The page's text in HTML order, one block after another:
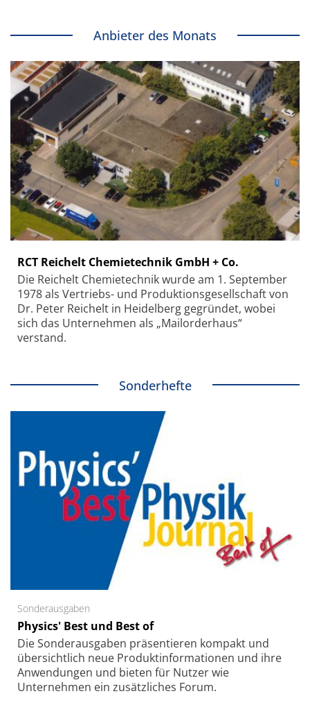
Anbieter des Monats
RCT Reichelt Chemietechnik GmbH + Co.
Die Reichelt Chemietechnik wurde am 1. September
1978 als Vertriebs- und Produktionsgesellschaft von
Dr. Peter Reichelt in Heidelberg gegründet, wobei
sich das Unternehmen als „Mailorderhaus“
verstand.
Sonderhefte
Sonderausgaben
Physics' Best und Best of
Die Sonder­ausgaben präsentieren kompakt und
übersichtlich neue Produkt­informationen und ihre
Anwendungen und bieten für Nutzer wie
Unternehmen ein zusätzliches Forum.